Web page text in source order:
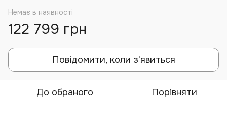
Немає в наявності
122 799 грн
Повідомити, коли з'явиться
До обраного Порівняти